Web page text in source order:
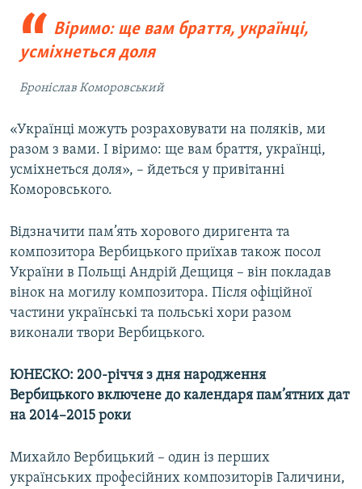
Віримо: ще вам браття, українці,
усміхнеться доля
Броніслав Коморовський
«Українці можуть розраховувати на поляків, ми
разом з вами. І віримо: ще вам браття, українці,
усміхнеться доля», – йдеться у привітанні
Коморовського.
Відзначити пам’ять хорового диригента та
композитора Вербицького приїхав також посол
України в Польщі Андрій Дещиця – він покладав
вінок на могилу композитора. Після офіційної
частини українські та польські хори разом
виконали твори Вербицького.
ЮНЕСКО: 200-річчя з дня народження
Вербицького включене до календаря пам’ятних дат
на 2014–2015 роки
Михайло Вербицький – один із перших
українських професійних композиторів Галичини,